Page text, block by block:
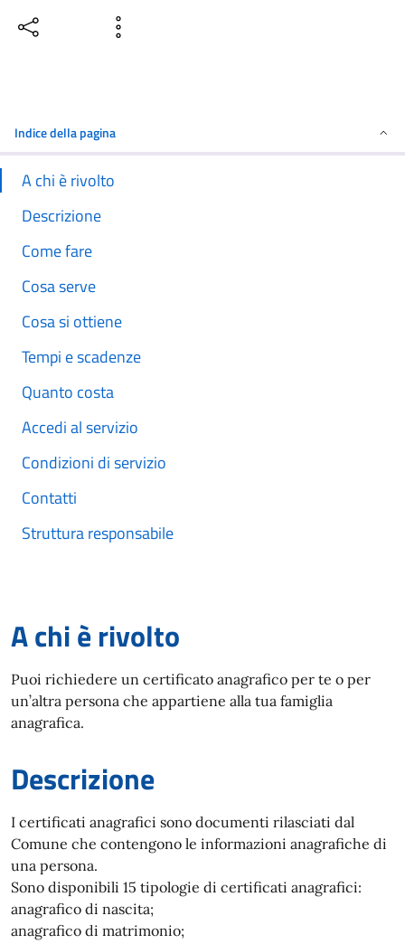
Indice della pagina
A chi è rivolto
Descrizione
Come fare
Cosa serve
Cosa si ottiene
Tempi e scadenze
Quanto costa
Accedi al servizio
Condizioni di servizio
Contatti
Struttura responsabile
A chi è rivolto
Puoi richiedere un certificato anagrafico per te o per
un’altra persona che appartiene alla tua famiglia
anagrafica.
Descrizione
I certificati anagrafici sono documenti rilasciati dal
Comune che contengono le informazioni anagrafiche di
una persona.
Sono disponibili 15 tipologie di certificati anagrafici:
anagrafico di nascita;
anagrafico di matrimonio;